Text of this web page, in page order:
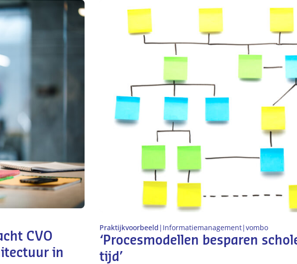
CVO
in
‘Procesmodellen besparen
tijd’
Praktijkvoorbeeld | Informatiemanagement|vombo